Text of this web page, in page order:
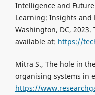
Intelligence and
Learning: Insights and
Washington, DC, 2023.
available at: https://
Mitra S., The hole in
organising systems in
https://